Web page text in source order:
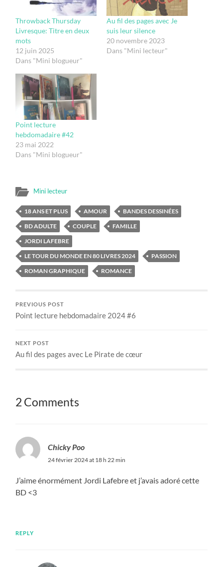
Throwback Thursday
Livresque: Titre en deux
mots
12 juin 2025
Dans "Mini blogueur"
Au fil des pages avec Je
suis leur silence
20 novembre 2023
Dans "Mini lecteur"
Point lecture
hebdomadaire #42
23 mai 2022
Dans "Mini blogueur"
Mini lecteur
18 ANS ET PLUS AMOUR
BANDES DESSINÉES
BD ADULTE
COUPLE
FAMILLE
JORDI LAFEBRE
LE TOUR DU MONDE EN 80 LIVRES 2024
PASSION
ROMAN GRAPHIQUE
ROMANCE
PREVIOUS POST
Point lecture hebdomadaire 2024 #6
NEXT POST
Au fil des pages avec Le Pirate de cœur
2 Comments
Chicky Poo
24 février 2024 at 18 h 22 min
J’aime énormément Jordi Lafebre et j’avais adoré cette
BD <3
REPLY